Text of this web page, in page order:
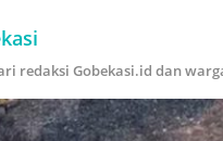
redaksi Gobekasi.id dan